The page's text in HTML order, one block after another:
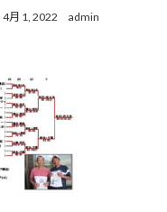
最
日
時
:
4月 1, 2022 admin